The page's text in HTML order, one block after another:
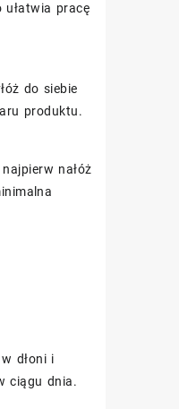
ułatwia pracę
do siebie
produktu.
nałóż
dłoni i
ciągu dnia.